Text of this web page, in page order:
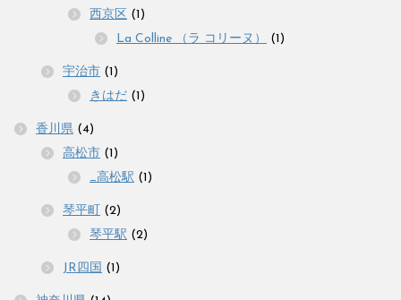
西京区 (1)
La Colline （ラ コリーヌ）
(1)
宇治市 (1)
きはだ (1)
香川県 (4)
高松市 (1)
_高松駅 (1)
琴平町 (2)
琴平駅 (2)
JR四国 (1)